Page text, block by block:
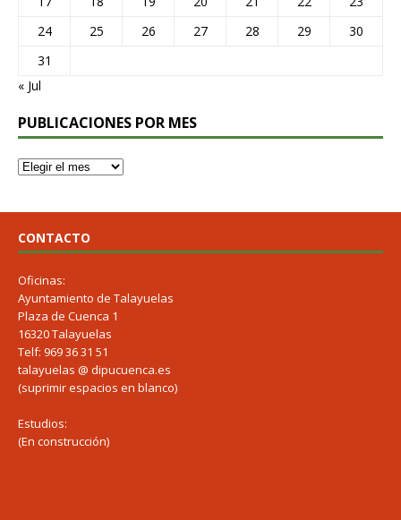
24
25 26 27 28 29
30
31
« Jul
PUBLICACIONES POR MES
CONTACTO
Oficinas:
Ayuntamiento de Talayuelas
Plaza de Cuenca 1
16320 Talayuelas
Telf: 969 36 31 51
talayuelas @ dipucuenca.es
(suprimir espacios en blanco)
Estudios:
(En construcción)